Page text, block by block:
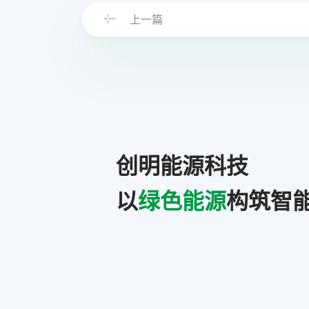
上一篇
创明能源科技
以绿色能源构筑智